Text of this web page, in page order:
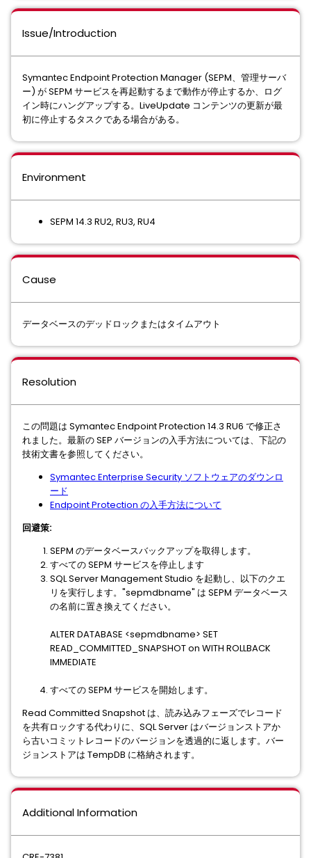
Issue/Introduction
Symantec Endpoint Protection Manager (SEPM、管理サーバ
ー) が SEPM サービスを再起動するまで動作が停止するか、ログ
イン時にハングアップする。LiveUpdate コンテンツの更新が最
初に停止するタスクである場合がある。
Environment
SEPM 14.3 RU2, RU3, RU4
Cause
データベースのデッドロックまたはタイムアウト
Resolution
この問題は Symantec Endpoint Protection 14.3 RU6 で修正さ
れました。最新の SEP バージョンの入手方法については、下記の
技術文書を参照してください。
Symantec Enterprise Security ソフトウェアのダウンロ
ード
Endpoint Protection の入手方法について
回避策:
SEPM のデータベースバックアップを取得します。
すべての SEPM サービスを停止します
SQL Server Management Studio を起動し、以下のクエ
リを実行します。"sepmdbname" は SEPM データベース
の名前に置き換えてください。
ALTER DATABASE <sepmdbname> SET
READ_COMMITTED_SNAPSHOT on WITH ROLLBACK
IMMEDIATE
すべての SEPM サービスを開始します。
Read Committed Snapshot は、読み込みフェーズでレコード
を共有ロックする代わりに、SQL Server はバージョンストアか
ら古いコミットレコードのバージョンを透過的に返します。バー
ジョンストアは TempDB に格納されます。
Additional Information